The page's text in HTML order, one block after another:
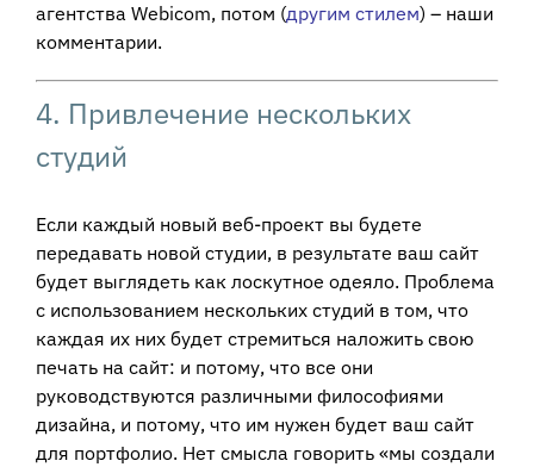
агентства Webicom, потом (другим стилем) – наши
комментарии.
4. Привлечение нескольких
студий
Если каждый новый веб-проект вы будете
передавать новой студии, в результате ваш сайт
будет выглядеть как лоскутное одеяло. Проблема
с использованием нескольких студий в том, что
каждая их них будет стремиться наложить свою
печать на сайт: и потому, что все они
руководствуются различными философиями
дизайна, и потому, что им нужен будет ваш сайт
для портфолио. Нет смысла говорить «мы создали